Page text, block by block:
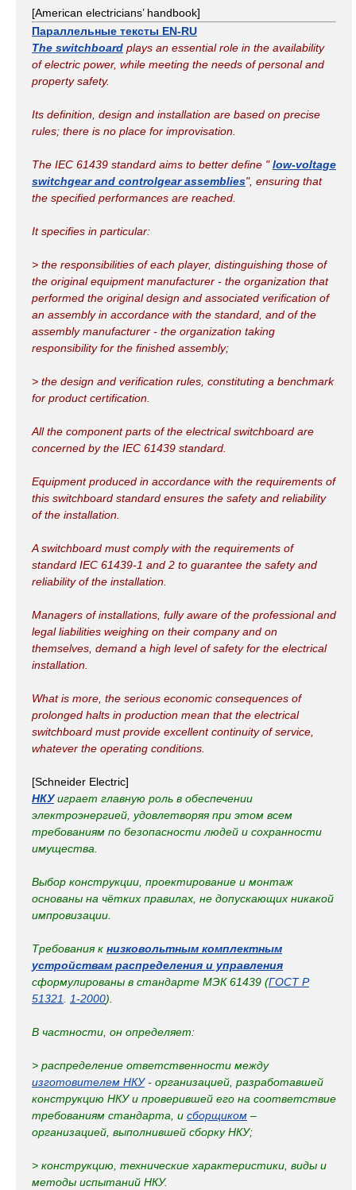
[American electricians’ handbook]
Параллельные тексты EN-RU
The switchboard plays an essential role in the availability
of electric power, while meeting the needs of personal and
property safety.
Its definition, design and installation are based on precise
rules; there is no place for improvisation.
The IEC 61439 standard aims to better define " low-voltage
switchgear and controlgear assemblies", ensuring that
the specified performances are reached.
It specifies in particular:
> the responsibilities of each player, distinguishing those of
the original equipment manufacturer - the organization that
performed the original design and associated verification of
an assembly in accordance with the standard, and of the
assembly manufacturer - the organization taking
responsibility for the finished assembly;
> the design and verification rules, constituting a benchmark
for product certification.
All the component parts of the electrical switchboard are
concerned by the IEC 61439 standard.
Equipment produced in accordance with the requirements of
this switchboard standard ensures the safety and reliability
of the installation.
A switchboard must comply with the requirements of
standard IEC 61439-1 and 2 to guarantee the safety and
reliability of the installation.
Managers of installations, fully aware of the professional and
legal liabilities weighing on their company and on
themselves, demand a high level of safety for the electrical
installation.
What is more, the serious economic consequences of
prolonged halts in production mean that the electrical
switchboard must provide excellent continuity of service,
whatever the operating conditions.
[Schneider Electric]
НКУиграет главную роль в обеспечении
электроэнергией, удовлетворяя при этом всем
требованиям по безопасности людей и сохранности
имущества.
Выбор конструкции, проектирование и монтаж
основаны на чётких правилах, не допускающих никакой
импровизации.
Требования к низковольтным комплектным
устройствам распределения и управления
сформулированы в стандарте МЭК 61439 (ГОСТ Р
51321
1-2000).
В частности, он определяет:
> распределение ответственности между
изготовителем НКУ- организацией, разработавшей
конструкцию НКУ и проверившей его на соответствие
требованиям стандарта, и сборщиком –
организацией, выполнившей сборку НКУ;
> конструкцию, технические характеристики, виды и
методы испытаний НКУ.